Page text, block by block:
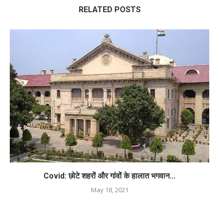
RELATED POSTS
Covid: छोटे शहरों और गांवों के हालात भगवान...
May 18, 2021